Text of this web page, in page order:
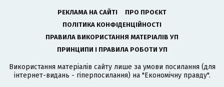
РЕКЛАМА НА САЙТІ
ПРО ПРОЄКТ
ПОЛІТИКА КОНФІДЕНЦІЙНОСТІ
ПРАВИЛА ВИКОРИСТАННЯ МАТЕРІАЛІВ УП
ПРИНЦИПИ І ПРАВИЛА РОБОТИ УП
Використання матеріалів сайту лише за умови посилання (для
інтернет-видань - гіперпосилання) на "Економічну правду".